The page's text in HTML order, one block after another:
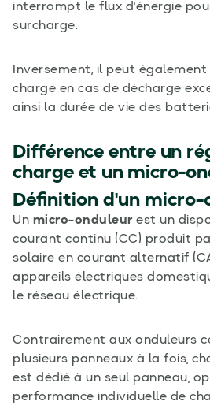
interrompt le flux d'énergie
surcharge.
Inversement, il peut
charge en cas de décharge
ainsi la durée de vie des
Différence entre un
chargeet un micro-
Définition d'un micro-
Un micro-onduleur est un
courant continu (CC) produit
solaire en courant alternatif
appareils électriques
le réseau électrique.
Contrairement aux onduleurs
plusieurs panneaux à la fois,
est dédié à un seul panneau,
performance individuelle de